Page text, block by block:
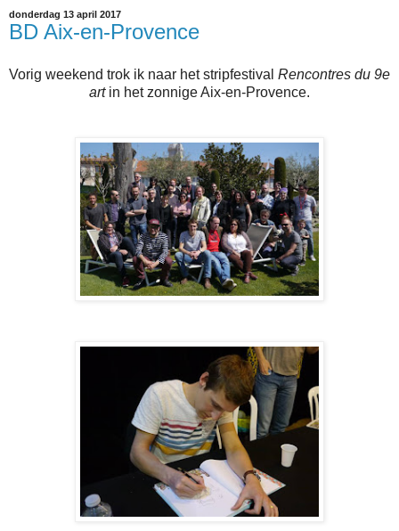
donderdag 13 april 2017
BD Aix-en-Provence
Vorig weekend trok ik naar het stripfestival Rencontres du 9e
art in het zonnige Aix-en-Provence.